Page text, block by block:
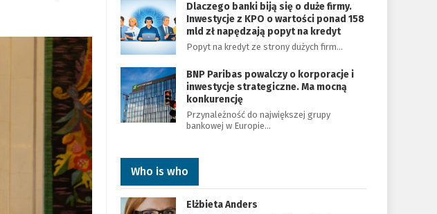
Dlaczego banki biją się o duże firmy.
Inwestycje z KPO o wartości ponad 158
mld zł napędzają popyt na kredyt
Popyt na kredyt ze strony dużych firm…
BNP Paribas powalczy o korporacje i
inwestycje strategiczne. Ma mocną
konkurencję
Przynależność do największej grupy
bankowej w Europie…
Who is who
Elżbieta Anders